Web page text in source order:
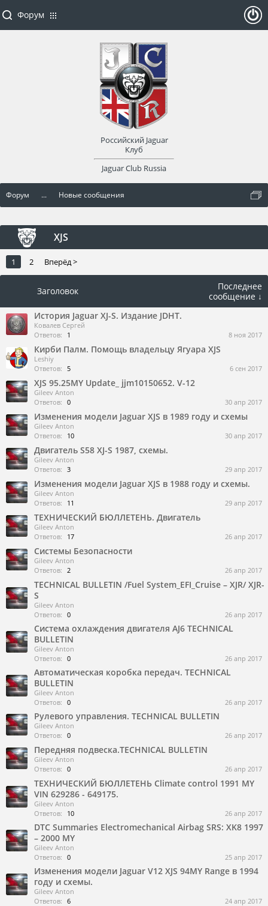
Форум ... Новые сообщения
XJS
1 2 Вперёд >
Заголовок
Последнее
сообщение ↓
История Jaguar XJ-S. Издание JDHT.
Ковалев Сергей
Ответов:
1 8 ноя 2017
Кирби Палм. Помощь владельцу Ягуара XJS
Leshiy
Ответов: 5 6 сен 2017
XJS 95.25MY Update_ jjm10150652. V-12
Gileev Anton
Ответов: 0 30 апр 2017
Изменения модели Jaguar XJS в 1989 году и схемы
Gileev Anton
Ответов:
10 30 апр 2017
Двигатель S58 XJ-S 1987, схемы.
Gileev Anton
Ответов: 3 29 апр 2017
Изменения модели Jaguar XJS в 1988 году и схемы.
Gileev Anton
Ответов:
11 29 апр 2017
ТЕХНИЧЕСКИЙ БЮЛЛЕТЕНЬ. Двигатель
Gileev Anton
Ответов:
17 26 апр 2017
Системы Безопасности
Gileev Anton
Ответов: 2 26 апр 2017
TECHNICAL BULLETIN /Fuel System_EFI_Cruise – XJR/ XJR-
S
Gileev Anton
Ответов: 0 26 апр 2017
Система охлаждения двигателя AJ6 TECHNICAL
BULLETIN
Gileev Anton
Ответов: 0 26 апр 2017
Автоматическая коробка передач. TECHNICAL
BULLETIN
Gileev Anton
Ответов: 0 26 апр 2017
Рулевого управления. TECHNICAL BULLETIN
Gileev Anton
Ответов: 0 26 апр 2017
Передняя подвеска.TECHNICAL BULLETIN
Gileev Anton
Ответов: 0 26 апр 2017
ТЕХНИЧЕСКИЙ БЮЛЛЕТЕНЬ Climate control 1991 MY
VIN 629286 - 649175.
Gileev Anton
Ответов:
10 26 апр 2017
DTC Summaries Electromechanical Airbag SRS: XK8 1997
– 2000 MY
Gileev Anton
Ответов: 0 25 апр 2017
Изменения модели Jaguar V12 XJS 94MY Range в 1994
году и схемы.
Gileev Anton
Ответов: 6 24 апр 2017
Форум
Российский Jaguar
Клуб
Jaguar Club Russia
оват